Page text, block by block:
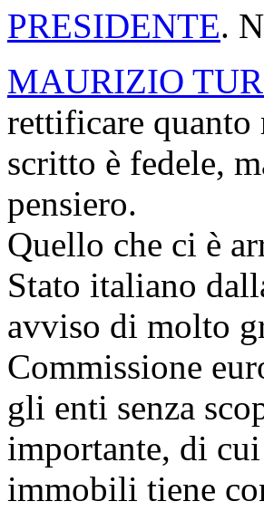
PRESIDENTE.
MAURIZIO
rettificare quanto
scritto è fedele,
pensiero.
Quello che ci è
Stato italiano
avviso di molto
Commissione
gli enti senza
importante, di
immobili tiene